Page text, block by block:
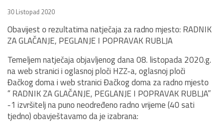
30 Listopad 2020
Obavijest o rezultatima natječaja za radno mjesto: RADNIK
ZA GLAČANJE, PEGLANJE I POPRAVAK RUBLJA
Temeljem natječaja objavljenog dana 08. listopada 2020.g.
na web stranici i oglasnoj ploči HZZ-a, oglasnoj ploči
Đačkog doma i web stranici Đačkog doma za radno mjesto
“ RADNIK ZA GLAČANJE, PEGLANJE I POPRAVAK RUBLJA”
-1 izvršitelj na puno neodređeno radno vrijeme (40 sati
tjedno) obavještavamo da je izabrana: